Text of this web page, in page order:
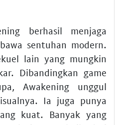
berhasil menjaga
sentuhan modern.
lain yang mungkin
Dibandingkan game
Awakening unggul
Ia juga punya
kuat. Banyak yang